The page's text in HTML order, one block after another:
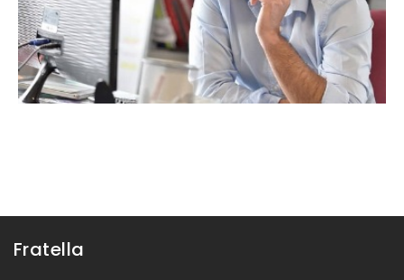
Fratella